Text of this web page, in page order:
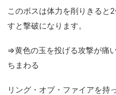
このボスは体力を削りきると
すと撃破になります。
⇒黄色の玉を投げる攻撃が痛
ちまわる
リング・オブ・ファイアを持